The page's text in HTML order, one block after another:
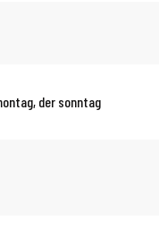
der sonntag